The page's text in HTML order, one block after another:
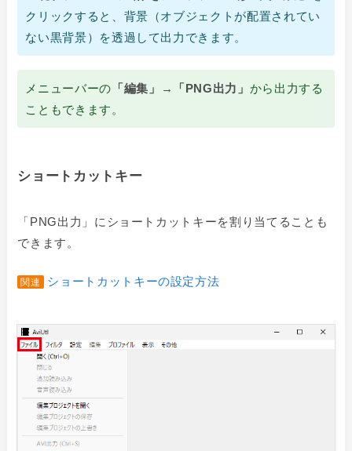
クリックすると、背景 （オブジェクトが配置されてい
ない黒背景）
を透過して出力できます。
メニューバーの 「編集」→「PNG出力」 から出力する
こともできます。
ショートカットキー
「PNG出力」にショートカットキーを割り当てることも
できます。
関連 ショートカットキーの設定方法